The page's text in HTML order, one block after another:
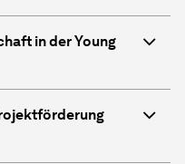
in der Young